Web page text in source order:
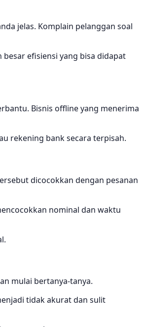
jelas. Komplain pelanggan soal
efisiensi yang bisa didapat
Bisnis offline yang menerima
rekening bank secara terpisah.
dicocokkan dengan pesanan
nominal dan waktu
mulai bertanya-tanya.
tidak akurat dan sulit